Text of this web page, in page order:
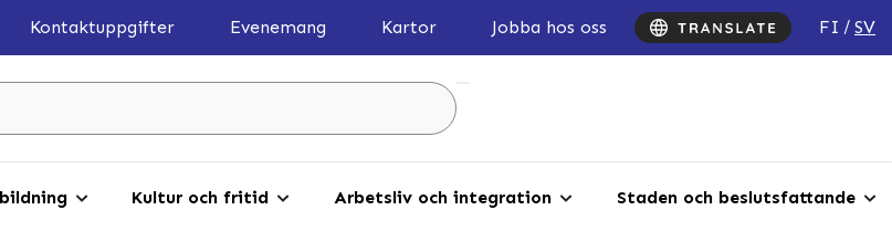
Kontaktuppgifter Evenemang Kartor Jobba hos oss FI SV
Kultur och fritid Arbetsliv och integration Staden och beslutsfattande